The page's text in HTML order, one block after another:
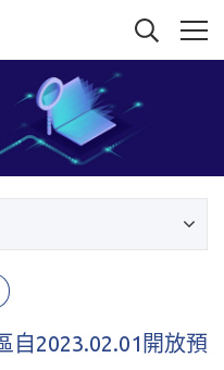
自2023.02.01開放預